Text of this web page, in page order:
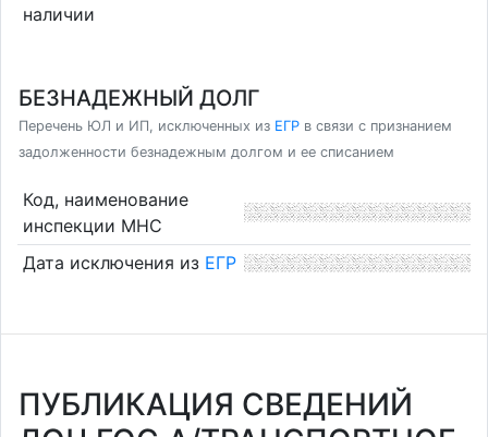
наличии
БЕЗНАДЕЖНЫЙ ДОЛГ
Перечень ЮЛ и ИП, исключенных из ЕГР в связи с признанием
задолженности безнадежным долгом и ее списанием
Код, наименование
инспекции МНС
Дата исключения из ЕГР
ПУБЛИКАЦИЯ СВЕДЕНИЙ